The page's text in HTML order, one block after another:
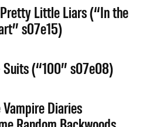
Little Liars (“In the
s07e15)
Suits (“100” s07e08)
Diaries